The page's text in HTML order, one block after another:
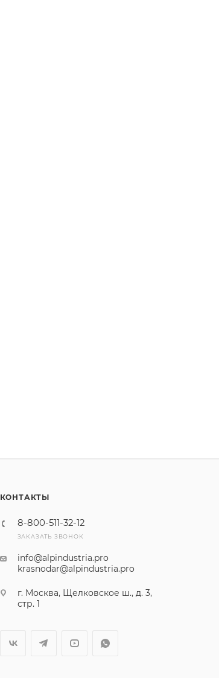
КОНТАКТЫ
8-800-511-32-12
ЗАКАЗАТЬ ЗВОНОК
info@alpindustria.pro
krasnodar@alpindustria.pro
г. Москва, Щелковское ш., д. 3,
стр. 1